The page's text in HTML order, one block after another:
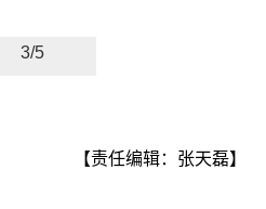
3/5
【责任编辑：张天磊】